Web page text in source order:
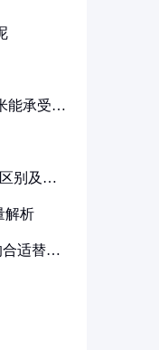
能承受多
别及其
解析
合适替代